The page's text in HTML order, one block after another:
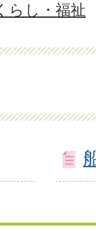
らし・福祉